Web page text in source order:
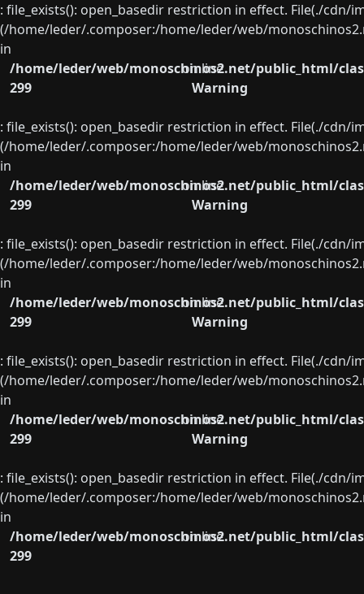
: file_exists(): open_basedir restriction in effect. File(./
(/home/leder/.composer:/home/leder/web/
in
/home/leder/web/monoschinos2.net/public_html/
on line
299
Warning
: file_exists(): open_basedir restriction in effect. File(./
(/home/leder/.composer:/home/leder/web/
in
/home/leder/web/monoschinos2.net/public_html/
on line
299
Warning
: file_exists(): open_basedir restriction in effect. File(./
(/home/leder/.composer:/home/leder/web/
in
/home/leder/web/monoschinos2.net/public_html/
on line
299
Warning
: file_exists(): open_basedir restriction in effect. File(./
(/home/leder/.composer:/home/leder/web/
in
/home/leder/web/monoschinos2.net/public_html/
on line
299
Warning
: file_exists(): open_basedir restriction in effect. File(./
(/home/leder/.composer:/home/leder/web/
in
/home/leder/web/monoschinos2.net/public_html/
on line
299